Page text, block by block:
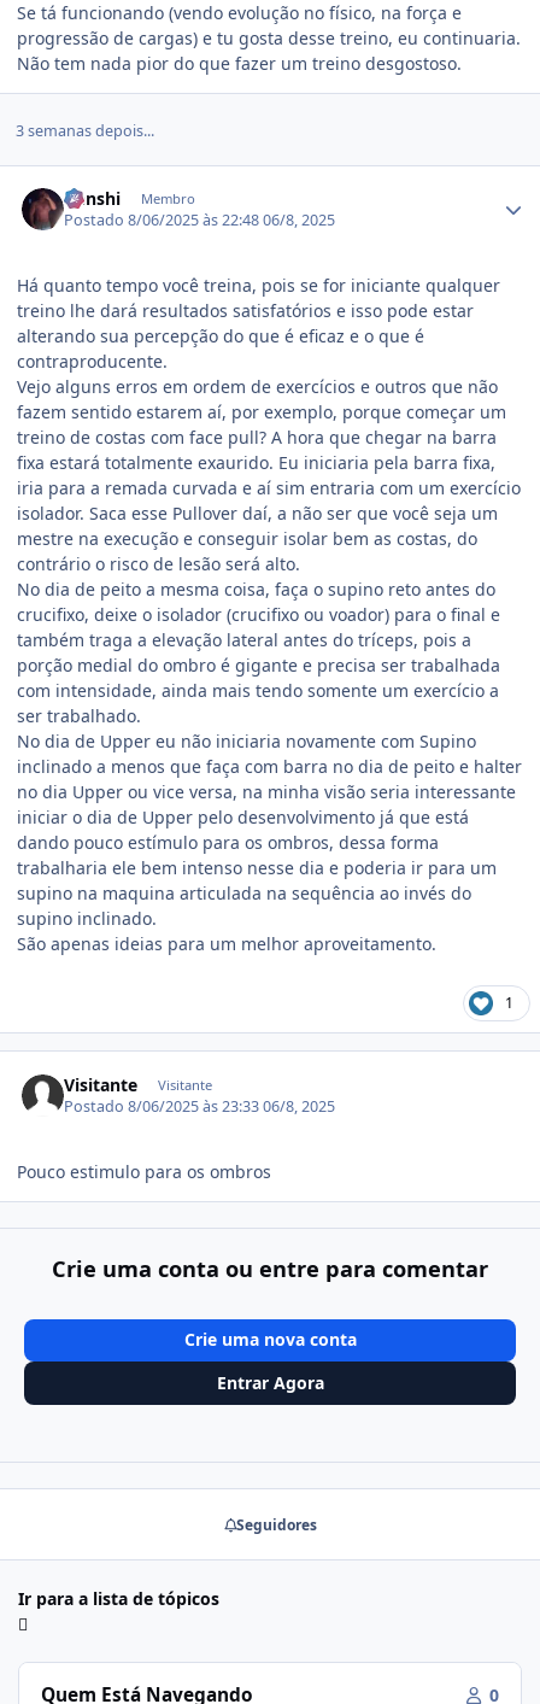
Se tá funcionando (vendo evolução no físico, na força e
progressão de cargas) e tu gosta desse treino, eu continuaria.
Não tem nada pior do que fazer um treino desgostoso.
3 semanas depois...
Genshi Membro
Postado8/06/2025 às 22:4806/8, 2025
Há quanto tempo você treina, pois se for iniciante qualquer
treino lhe dará resultados satisfatórios e isso pode estar
alterando sua percepção do que é eficaz e o que é
contraproducente.
Vejo alguns erros em ordem de exercícios e outros que não
fazem sentido estarem aí, por exemplo, porque começar um
treino de costas com face pull? A hora que chegar na barra
fixa estará totalmente exaurido. Eu iniciaria pela barra fixa,
iria para a remada curvada e aí sim entraria com um exercício
isolador. Saca esse Pullover daí, a não ser que você seja um
mestre na execução e conseguir isolar bem as costas, do
contrário o risco de lesão será alto.
No dia de peito a mesma coisa, faça o supino reto antes do
crucifixo, deixe o isolador (crucifixo ou voador) para o final e
também traga a elevação lateral antes do tríceps, pois a
porção medial do ombro é gigante e precisa ser trabalhada
com intensidade, ainda mais tendo somente um exercício a
ser trabalhado.
No dia de Upper eu não iniciaria novamente com Supino
inclinado a menos que faça com barra no dia de peito e halter
no dia Upper ou vice versa, na minha visão seria interessante
iniciar o dia de Upper pelo desenvolvimento já que está
dando pouco estímulo para os ombros, dessa forma
trabalharia ele bem intenso nesse dia e poderia ir para um
supino na maquina articulada na sequência ao invés do
supino inclinado.
São apenas ideias para um melhor aproveitamento.
1
Visitante Visitante
Postado8/06/2025 às 23:3306/8, 2025
Pouco estimulo para os ombros
Crie uma conta ou entre para comentar
Crie uma nova conta
Entrar Agora
Seguidores
Ir para a lista de tópicos
Quem Está Navegando 0